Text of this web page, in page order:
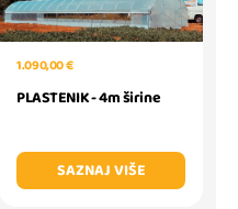
1.090,00 €
PLASTENIK - 4m širine
SAZNAJ VIŠE